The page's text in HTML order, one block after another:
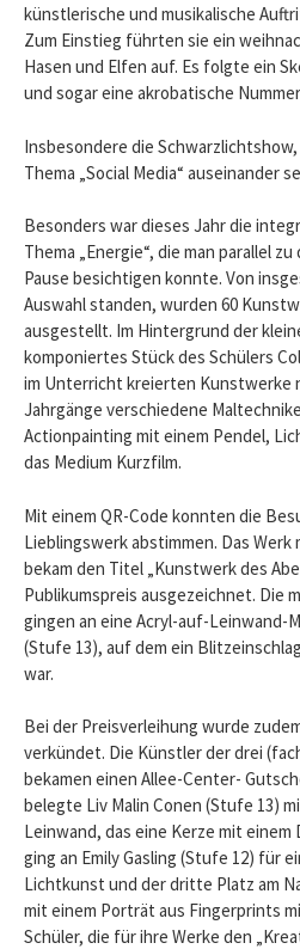
künstlerische und musikalische
Zum Einstieg führten sie ein
Hasen und Elfen auf. Es folgte ein
und sogar eine akrobatische
Insbesondere die
Thema „Social Media“ auseinander
Besonders war dieses Jahr die
Thema „Energie“, die man parallel
Pause besichtigen konnte. Von
Auswahl standen, wurden 60
ausgestellt. Im Hintergrund der
komponiertes Stück des Schülers
im Unterricht kreierten Kunstwerke
Jahrgänge verschiedene
Actionpainting mit einem Pendel,
das Medium Kurzfilm.
Mit einem QR-Code konnten die
Lieblingswerk abstimmen. Das
bekam den Titel „Kunstwerk des
Publikumspreis ausgezeichnet. Die
gingen an eine Acryl-auf-Leinwand-
(Stufe 13), auf dem ein
war.
Bei der Preisverleihung wurde
verkündet. Die Künstler der drei
bekamen einen Allee-Center-
belegte Liv Malin Conen (Stufe 13)
Leinwand, das eine Kerze mit
ging an Emily Gasling (Stufe 12) für
Lichtkunst und der dritte Platz am
mit einem Porträt aus Fingerprints
Schüler, die für ihre Werke den